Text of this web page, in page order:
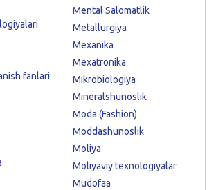
fanlari
Mental Salomatlik
Metallurgiya
Mexanika
Mexatronika
Mikrobiologiya
Mineralshunoslik
Moda (Fashion)
Moddashunoslik
Moliya
Moliyaviy texnologiyalar
Mudofaa